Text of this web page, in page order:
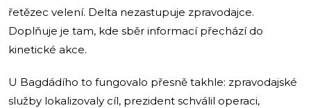
řetězec velení. Delta nezastupuje zpravodajce.
Doplňuje je tam, kde sběr informací přechází do
kinetické akce.
U Bagdádího to fungovalo přesně takhle: zpravodajské
služby lokalizovaly cíl, prezident schválil operaci,